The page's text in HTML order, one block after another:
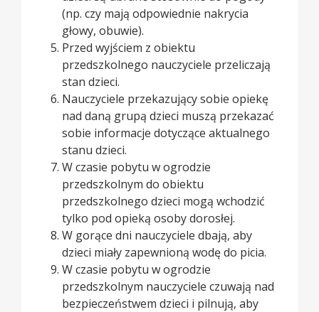
(np. czy mają odpowiednie nakrycia
głowy, obuwie).
Przed wyjściem z obiektu
przedszkolnego nauczyciele przeliczają
stan dzieci.
Nauczyciele przekazujący sobie opiekę
nad daną grupą dzieci muszą przekazać
sobie informacje dotyczące aktualnego
stanu dzieci.
W czasie pobytu w ogrodzie
przedszkolnym do obiektu
przedszkolnego dzieci mogą wchodzić
tylko pod opieką osoby dorosłej.
W gorące dni nauczyciele dbają, aby
dzieci miały zapewnioną wodę do picia.
W czasie pobytu w ogrodzie
przedszkolnym nauczyciele czuwają nad
bezpieczeństwem dzieci i pilnują, aby